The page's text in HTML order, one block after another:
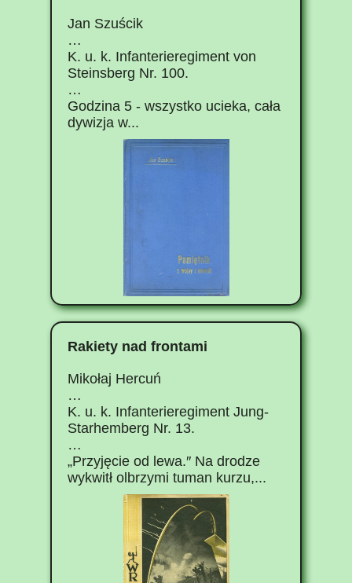
Jan Szuścik
…
K. u. k. Infanterieregiment von
Steinsberg Nr. 100.
…
Godzina 5 - wszystko ucieka, cała
dywizja w...
Rakiety nad frontami
Mikołaj Hercuń
…
K. u. k. Infanterieregiment Jung-
Starhemberg Nr. 13.
…
„Przyjęcie od lewa.″ Na drodze
wykwitł olbrzymi tuman kurzu,...